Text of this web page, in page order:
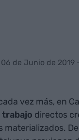
de Junio de 2019
vez más, en
trabajo directos